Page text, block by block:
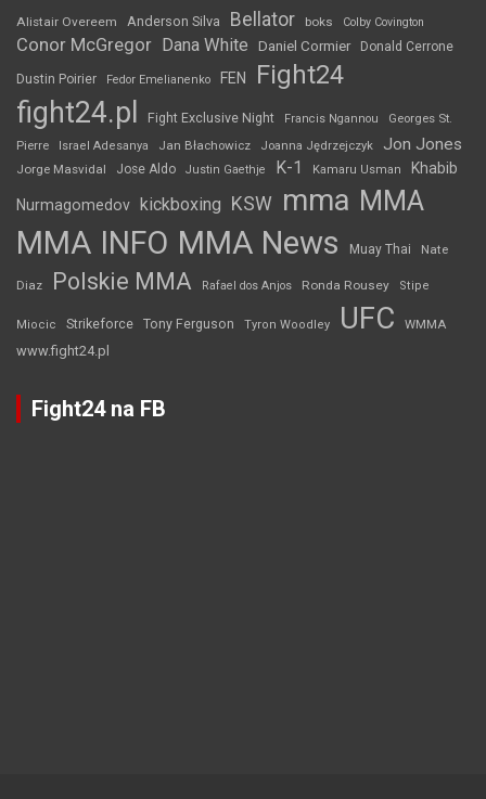
Alistair Overeem Anderson Silva Bellator boks Colby Covington
Conor McGregor Dana White Daniel Cormier Donald Cerrone
Dustin Poirier Fedor Emelianenko FEN Fight24
fight24.pl Fight Exclusive Night Francis Ngannou
Georges St.
Pierre
Israel Adesanya Jan Błachowicz Joanna Jędrzejczyk Jon Jones
Jorge Masvidal Jose Aldo Justin Gaethje K-1 Kamaru Usman Khabib
Nurmagomedov kickboxing KSW mma MMA
MMA INFO MMA News Muay Thai Nate
Diaz Polskie MMA Rafael dos Anjos Ronda Rousey Stipe
Miocic Strikeforce Tony Ferguson Tyron Woodley UFC WMMA
www.fight24.pl
Fight24 na FB